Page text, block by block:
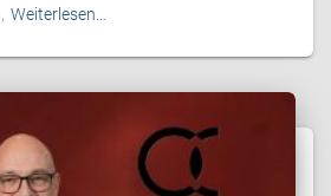
Weiterlesen…